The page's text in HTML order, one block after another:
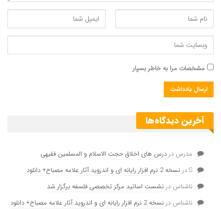
جلسه چهارم: مباحث ابتدائی فلسفه ذهن
جلسه پنجم: مباحث ابتدائی فلسفه ذهن
جلسه ششم: مباحث ابتدائی فلسفه ذهن
جلسه هفتم: آشنایی مقدماتی با فلسفه ذهن و علوم
جلسه هشتم: آشنایی مقدماتی با فلسفه ذهن و علوم
جلسه نهم: ارتباط نفس با مغز از نگاه دکارت و فلسفه
جلسه دهم: ارتباط نفس با مغز از نگاه دکارت و فلسفه
اسلامی
مشخصات مرا به خاطر بسپار
آخرین دیدگاه‌ها
مدرس در درس های اخلاق حجت الاسلام و المسلمین فقیهی
Sدر نسخه 2 نرم افزار رایانه ای و اندروید آثار علامه مصباح+ دانلود
ناشناس در نشست اساتید مرکز تخصصی فلسفه برگزار شد
ناشناس در نسخه 2 نرم افزار رایانه ای و اندروید آثار علامه مصباح+ دانلود